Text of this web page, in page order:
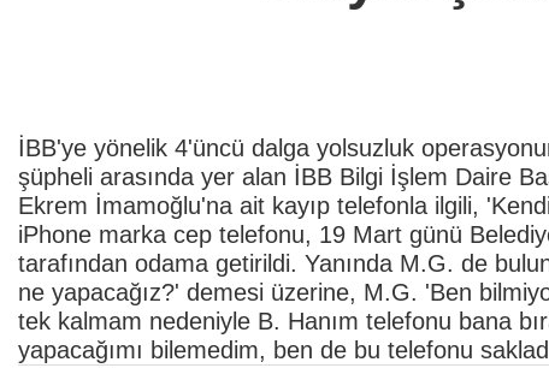
İBB'ye yönelik 4'üncü dalga yolsuzluk
şüpheli arasında yer alan İBB Bilgi İşlem Daire
Ekrem İmamoğlu'na ait kayıp telefonla ilgili,
iPhone marka cep telefonu, 19 Mart günü
tarafından odama getirildi. Yanında M.G. de
ne yapacağız?' demesi üzerine, M.G. 'Ben
tek kalmam nedeniyle B. Hanım telefonu bana
yapacağımı bilemedim, ben de bu telefonu